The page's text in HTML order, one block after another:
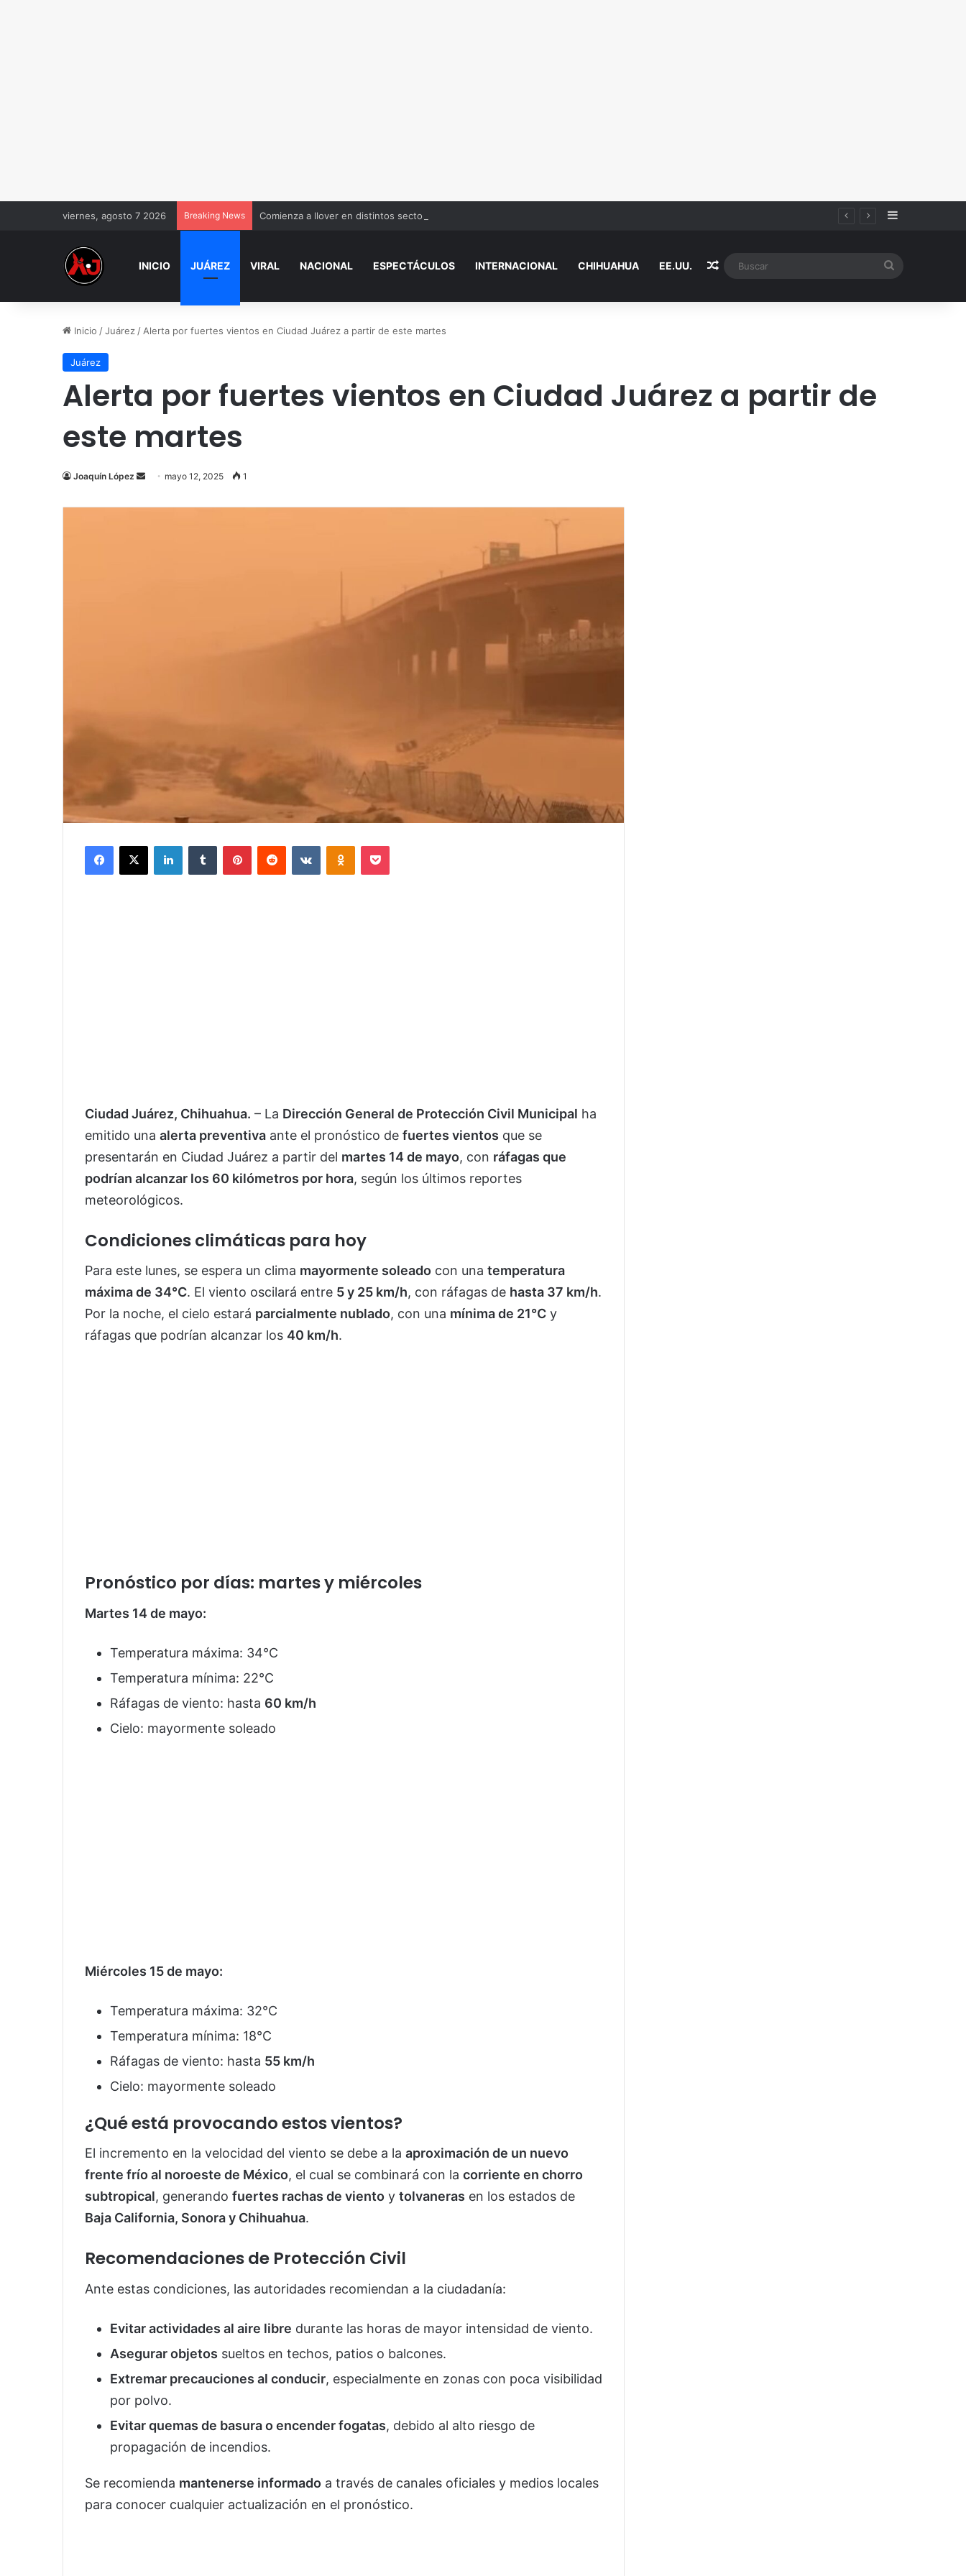
viernes, agosto 7 2026 Breaking News Comienza a llover en distintos sectores de Juárez Sidebar
INICIO JUÁREZ VIRAL NACIONAL ESPECTÁCULOS INTERNACIONAL CHIHUAHUA EE.UU. Random Article
Inicio /Juárez / Alerta por fuertes vientos en Ciudad Juárez a partir de este martes
Juárez
Alerta por fuertes vientos en Ciudad Juárez a partir de
este martes
Joaquín López
Send
email
mayo 12, 2025 1
Facebook
X LinkedInTumblr PinterestReddit VKontakteOdnoklassniki
Pocket
Ciudad Juárez, Chihuahua. – La Dirección General de Protección Civil Municipal ha
emitido una alerta preventiva ante el pronóstico de fuertes vientos que se
presentarán en Ciudad Juárez a partir del martes 14 de mayo, con ráfagas que
podrían alcanzar los 60 kilómetros por hora, según los últimos reportes
meteorológicos.
Condiciones climáticas para hoy
Para este lunes, se espera un clima mayormente soleado con una temperatura
máxima de 34°C. El viento oscilará entre 5 y 25 km/h, con ráfagas de hasta 37 km/h.
Por la noche, el cielo estará parcialmente nublado, con una mínima de 21°C y
ráfagas que podrían alcanzar los 40 km/h.
Pronóstico por días: martes y miércoles
Martes 14 de mayo:
Temperatura máxima: 34°C
Temperatura mínima: 22°C
Ráfagas de viento: hasta 60 km/h
Cielo: mayormente soleado
Miércoles 15 de mayo:
Temperatura máxima: 32°C
Temperatura mínima: 18°C
Ráfagas de viento: hasta 55 km/h
Cielo: mayormente soleado
¿Qué está provocando estos vientos?
El incremento en la velocidad del viento se debe a la aproximación de un nuevo
frente frío al noroeste de México, el cual se combinará con la corriente en chorro
subtropical, generando fuertes rachas de viento y tolvaneras en los estados de
Baja California, Sonora y Chihuahua.
Recomendaciones de Protección Civil
Ante estas condiciones, las autoridades recomiendan a la ciudadanía:
Evitar actividades al aire libre durante las horas de mayor intensidad de viento.
Asegurar objetos sueltos en techos, patios o balcones.
Extremar precauciones al conducir, especialmente en zonas con poca visibilidad
por polvo.
Evitar quemas de basura o encender fogatas, debido al alto riesgo de
propagación de incendios.
Se recomienda mantenerse informado a través de canales oficiales y medios locales
para conocer cualquier actualización en el pronóstico.